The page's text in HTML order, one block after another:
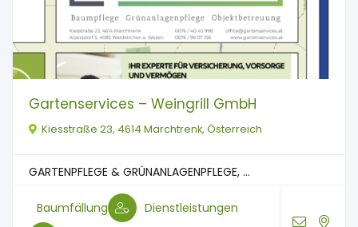
Gartenservices – Weingrill GmbH
Kiesstraße 23, 4614 Marchtrenk, Österreich
GARTENPFLEGE & GRÜNANLAGENPFLEGE, ...
Baumfällung
Dienstleistungen